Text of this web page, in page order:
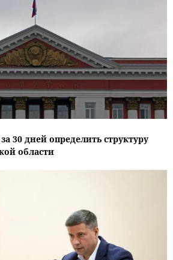
30 дней определить структуру
области